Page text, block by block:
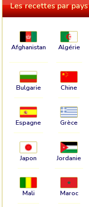
Les recettes par pays
Afghanistan Algérie
Bulgarie Chine
Espagne Grèce
Japon Jordanie
Mali Maroc